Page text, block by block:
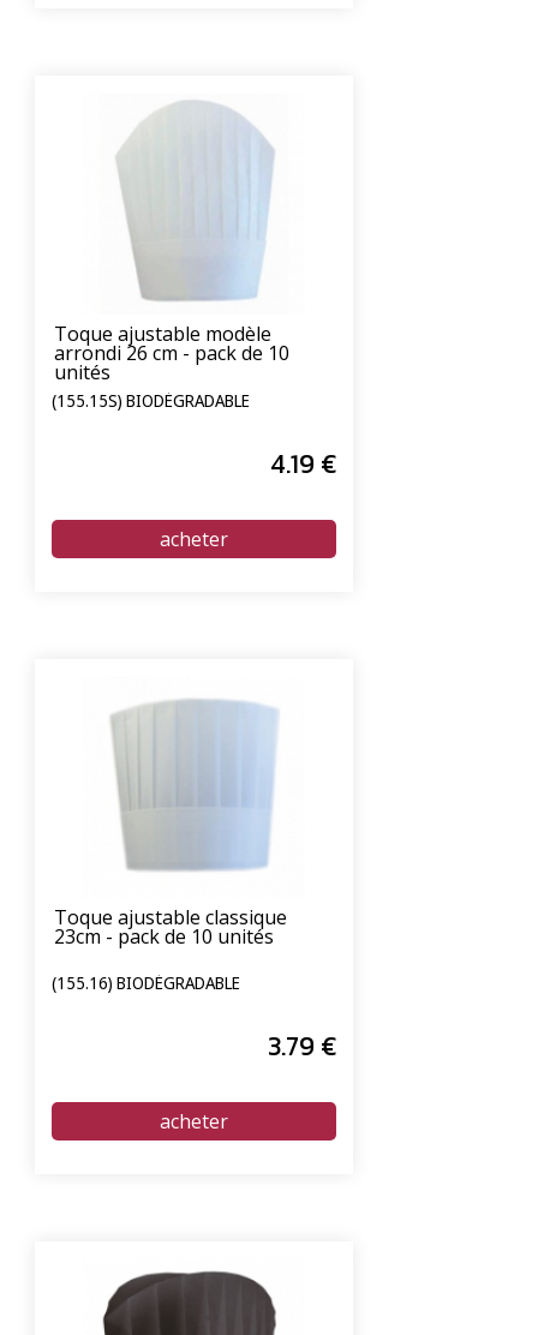
Toque ajustable modèle
arrondi 26 cm - pack de 10
unités
(155.15S) BIODÉGRADABLE
4.19 €
Toque ajustable classique
23cm - pack de 10 unités
(155.16) BIODÉGRADABLE
3.79 €